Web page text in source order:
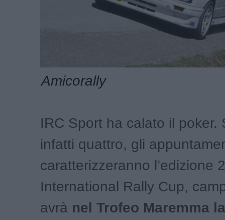
Amicorally
IRC Sport ha calato il poker.
infatti quattro, gli
caratterizzeranno l’edizione
International Rally Cup,
avrà nel Trofeo Maremma